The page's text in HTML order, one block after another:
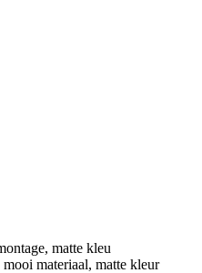
matte kleu
materiaal, matte kleur